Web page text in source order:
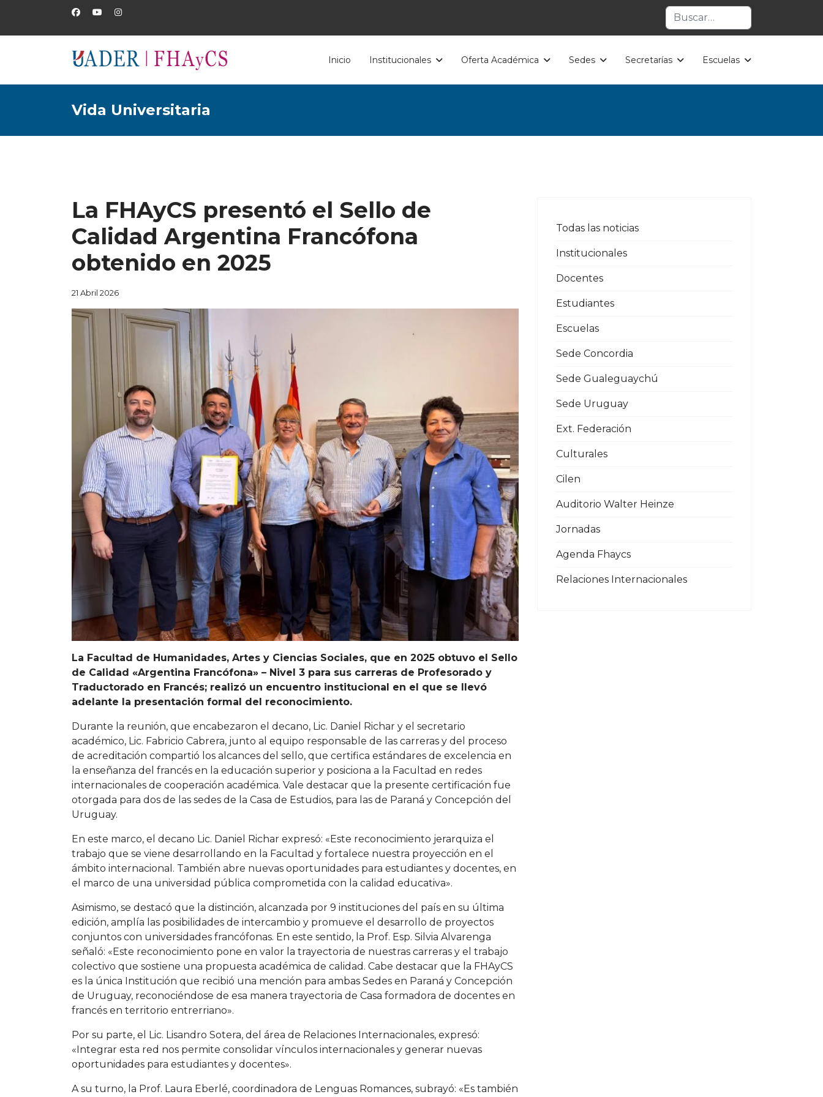
Buscar
Inicio Institucionales Oferta Académica Sedes Secretarías Escuelas
Vida Universitaria
La FHAyCS presentó el Sello de
Calidad Argentina Francófona
obtenido en 2025
21 Abril 2026
La Facultad de Humanidades, Artes y Ciencias Sociales, que en 2025 obtuvo el Sello
de Calidad «Argentina Francófona» – Nivel 3 para sus carreras de Profesorado y
Traductorado en Francés; realizó un encuentro institucional en el que se llevó
adelante la presentación formal del reconocimiento.
Durante la reunión, que encabezaron el decano, Lic. Daniel Richar y el secretario
académico, Lic. Fabricio Cabrera, junto al equipo responsable de las carreras y del proceso
de acreditación compartió los alcances del sello, que certifica estándares de excelencia en
la enseñanza del francés en la educación superior y posiciona a la Facultad en redes
internacionales de cooperación académica. Vale destacar que la presente certificación fue
otorgada para dos de las sedes de la Casa de Estudios, para las de Paraná y Concepción del
Uruguay.
En este marco, el decano Lic. Daniel Richar expresó: «Este reconocimiento jerarquiza el
trabajo que se viene desarrollando en la Facultad y fortalece nuestra proyección en el
ámbito internacional. También abre nuevas oportunidades para estudiantes y docentes, en
el marco de una universidad pública comprometida con la calidad educativa».
Asimismo, se destacó que la distinción, alcanzada por 9 instituciones del país en su última
edición, amplía las posibilidades de intercambio y promueve el desarrollo de proyectos
conjuntos con universidades francófonas. En este sentido, la Prof. Esp. Silvia Alvarenga
señaló: «Este reconocimiento pone en valor la trayectoria de nuestras carreras y el trabajo
colectivo que sostiene una propuesta académica de calidad. Cabe destacar que la FHAyCS
es la única Institución que recibió una mención para ambas Sedes en Paraná y Concepción
de Uruguay, reconociéndose de esa manera trayectoria de Casa formadora de docentes en
francés en territorio entrerriano».
Por su parte, el Lic. Lisandro Sotera, del área de Relaciones Internacionales, expresó:
«Integrar esta red nos permite consolidar vínculos internacionales y generar nuevas
oportunidades para estudiantes y docentes».
A su turno, la Prof. Laura Eberlé, coordinadora de Lenguas Romances, subrayó: «Es también
Todas las noticias
Institucionales
Docentes
Estudiantes
Escuelas
Sede Concordia
Sede Gualeguaychú
Sede Uruguay
Ext. Federación
Culturales
Cilen
Auditorio Walter Heinze
Jornadas
Agenda Fhaycs
Relaciones Internacionales